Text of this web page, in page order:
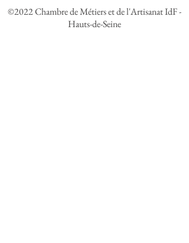
©2022 Chambre de Métiers et de l'Artisanat IdF -
Hauts-de-Seine